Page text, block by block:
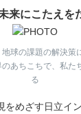
来にこたえを
球の課題の解決策
あちこちで、私た
る
をめざす日立イ